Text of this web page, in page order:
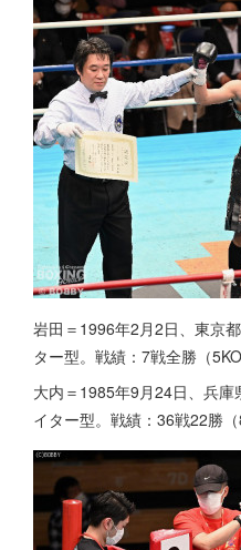
岩田＝1996年2月2日、東京
ター型。戦績：7戦全勝（5KO
大内＝1985年9月24日、兵
イター型。戦績：36戦22勝（